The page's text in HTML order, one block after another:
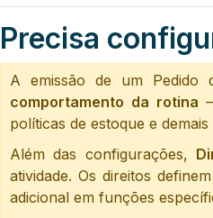
Precisa
A emissão de um Pedido
comportamento da rotina
políticas de estoque e
Além das configurações,
atividade. Os direitos
adicional em funções